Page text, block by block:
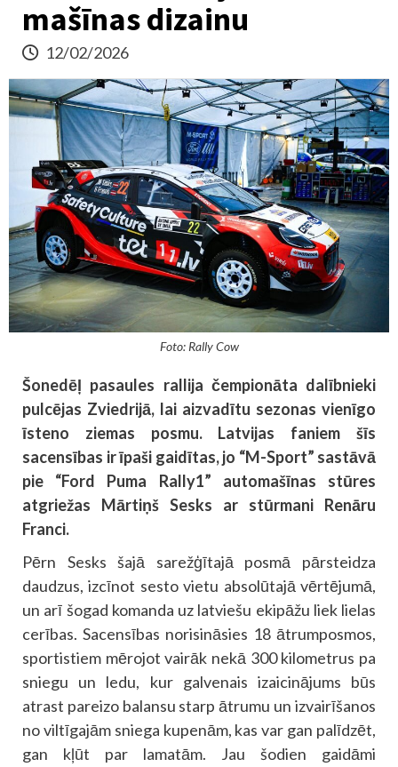
mašīnas dizainu
12/02/2026
Foto: Rally Cow
Šonedēļ pasaules rallija čempionāta dalībnieki
pulcējas Zviedrijā, lai aizvadītu sezonas vienīgo
īsteno ziemas posmu. Latvijas faniem šīs
sacensības ir īpaši gaidītas, jo “M-Sport” sastāvā
pie “Ford Puma Rally1” automašīnas stūres
atgriežas Mārtiņš Sesks ar stūrmani Renāru
Franci.
Pērn Sesks šajā sarežģītajā posmā pārsteidza
daudzus, izcīnot sesto vietu absolūtajā vērtējumā,
un arī šogad komanda uz latviešu ekipāžu liek lielas
cerības. Sacensības norisināsies 18 ātrumposmos,
sportistiem mērojot vairāk nekā 300 kilometrus pa
sniegu un ledu, kur galvenais izaicinājums būs
atrast pareizo balansu starp ātrumu un izvairīšanos
no viltīgajām sniega kupenām, kas var gan palīdzēt,
gan kļūt par lamatām. Jau šodien gaidāmi